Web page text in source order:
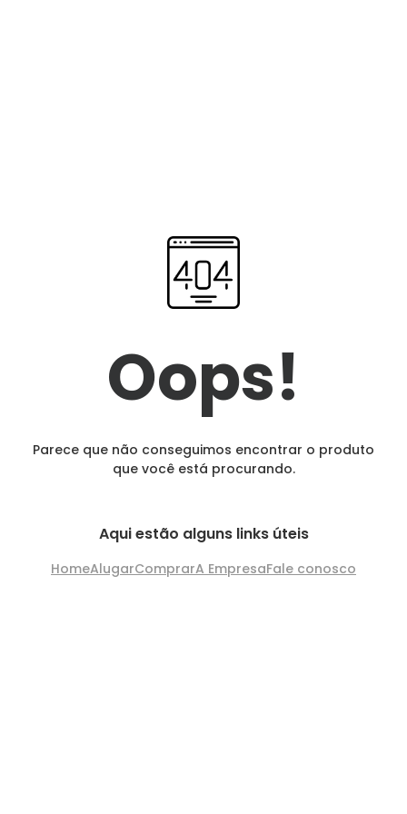
Oops!
Parece que não conseguimos encontrar o produto
que você está procurando.
Aqui estão alguns links úteis
HomeAlugarComprarA EmpresaFale conosco